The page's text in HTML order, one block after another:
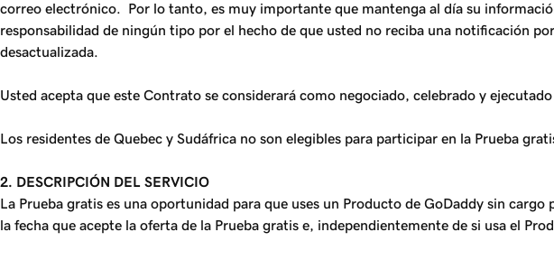
correo electrónico. Por lo tanto, es muy importante que mantenga al día su
responsabilidad de ningún tipo por el hecho de que usted no reciba una notificación
desactualizada.
Usted acepta que este Contrato se considerará como negociado, celebrado y
Los residentes de Quebec y Sudáfrica no son elegibles para participar en la Prueba
2. DESCRIPCIÓN DEL SERVICIO
La Prueba gratis es una oportunidad para que uses un Producto de GoDaddy sin
la fecha que acepte la oferta de la Prueba gratis e, independientemente de si usa el